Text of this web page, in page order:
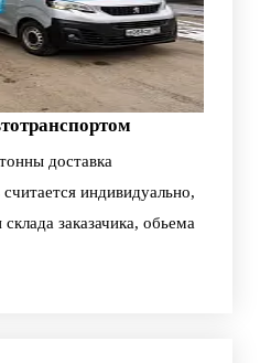
доставка
индивидуально,
заказачика, обьема